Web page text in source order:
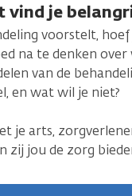
vind je
voorstelt, hoef
na te denken
van de
en wat wil je niet?
je arts,
zij jou de zorg